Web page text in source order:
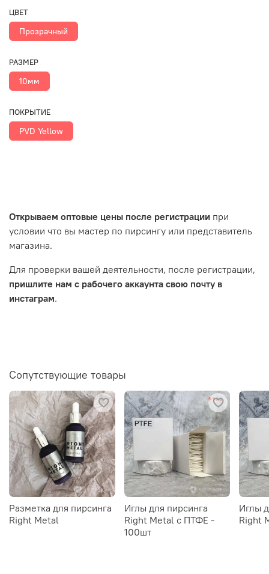
ЦВЕТ
Прозрачный
РАЗМЕР
10мм
ПОКРЫТИЕ
PVD Yellow
Открываем оптовые цены после регистрации при
условии что вы мастер по пирсингу или представитель
магазина.
Для проверки вашей деятельности, после регистрации,
пришлите нам с рабочего аккаунта свою почту в
инстаграм.
Сопутствующие товары
Разметка для пирсинга
Right Metal
Иглы для пирсинга
Right Metal c ПТФЕ -
100шт
Иглы
Right